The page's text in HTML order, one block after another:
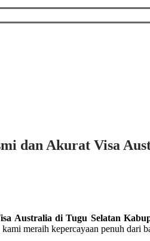
dan Akurat Visa
Australia di Tugu Selatan
meraih kepercayaan penuh dari